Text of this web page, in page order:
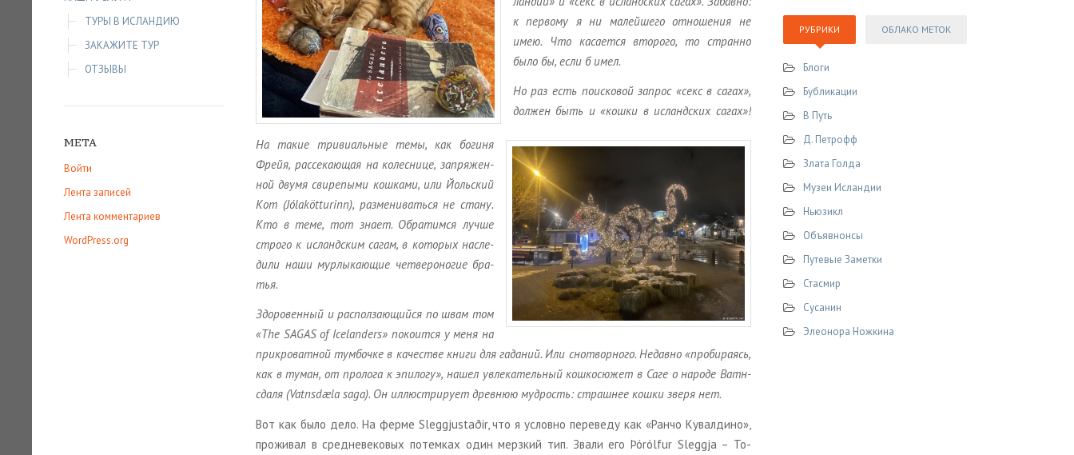
ТУРЫ В ИСЛАНДИЮ
ЗАКАЖИТЕ ТУР
ОТЗЫВЫ
МЕТА
Войти
Лента записей
Лента комментариев
WordPress.org
к пер­во­му я ни ма­лей­ше­го от­но­ше­ния не
имею. Что ка­са­ет­ся вто­ро­го, то стран­но
было бы, если б имел.
Но раз есть по­ис­ко­вой за­прос «секс в сагах»,
дол­жен быть и «кошки в ис­ланд­ских сагах»!
На такие три­ви­аль­ные темы, как бо­ги­ня
Фрейя, рас­се­ка­ю­щая на ко­лес­ни­це, за­пря­жен­
ной двумя сви­ре­пы­ми кош­ка­ми, или Йоль­ский
Кот (Jólakötturinn), раз­ме­ни­вать­ся не стану.
Кто в теме, тот знает. Об­ра­тим­ся лучше
стро­го к ис­ланд­ским сагам, в ко­то­рых на­сле­
ди­ли наши мур­лы­ка­ю­щие чет­ве­ро­но­гие бра­
тья.
Здо­ро­вен­ный и рас­пол­за­ю­щий­ся по швам том
«The SAGAS of Icelanders» по­ко­ит­ся у меня на
при­кро­ват­ной тум­боч­ке в ка­че­стве книги для га­да­ний. Или сно­твор­но­го. Недав­но «про­би­ра­ясь,
как в туман, от про­ло­га к эпи­ло­гу», нашел увле­ка­тель­ный кош­ко­сю­жет в Саге о на­ро­де Ватн­
сда­ля (Vatnsdæla saga). Он ил­лю­стри­ру­ет древ­нюю муд­рость: страш­нее кошки зверя нет.
Вот как было дело. На ферме Sleggjustaðir, что я услов­но пе­ре­ве­ду как «Ранчо Ку­вал­ди­но»,
про­жи­вал в сред­не­ве­ко­вых по­тем­ках один мерз­кий тип. Звали его Þórólfur Sleggja – То­
РУБРИКИ ОБЛАКО МЕТОК
Блоги
Бубликации
В Путь
Д. Петрофф
Злата Голда
Музеи Исландии
Ньюзикл
Объявнонсы
Путевые Заметки
Стасмир
Сусанин
Элеонора Ножкина